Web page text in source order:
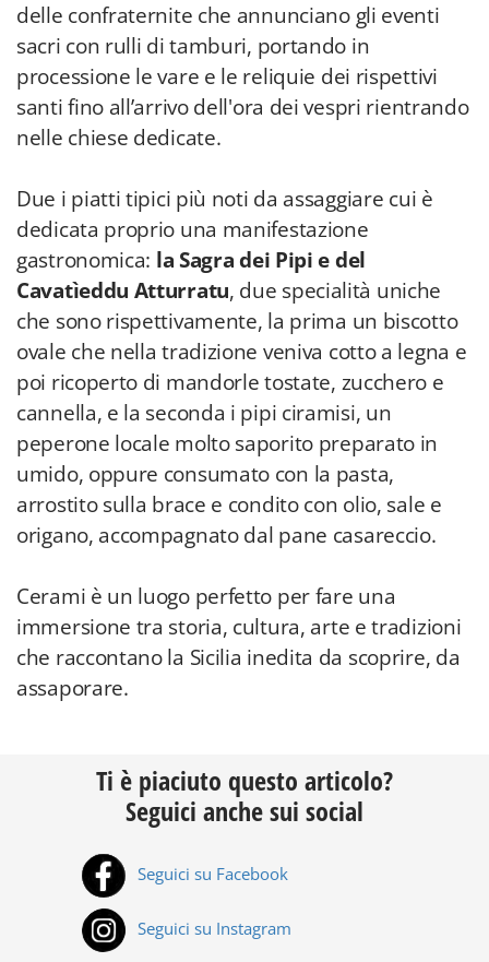
delle confraternite che annunciano gli eventi
sacri con rulli di tamburi, portando in
processione le vare e le reliquie dei rispettivi
santi fino all’arrivo dell'ora dei vespri rientrando
nelle chiese dedicate.
Due i piatti tipici più noti da assaggiare cui è
dedicata proprio una manifestazione
gastronomica: la Sagra dei Pipi e del
Cavatìeddu Atturratu, due specialità uniche
che sono rispettivamente, la prima un biscotto
ovale che nella tradizione veniva cotto a legna e
poi ricoperto di mandorle tostate, zucchero e
cannella, e la seconda i pipi ciramisi, un
peperone locale molto saporito preparato in
umido, oppure consumato con la pasta,
arrostito sulla brace e condito con olio, sale e
origano, accompagnato dal pane casareccio.
Cerami è un luogo perfetto per fare una
immersione tra storia, cultura, arte e tradizioni
che raccontano la Sicilia inedita da scoprire, da
assaporare.
Ti è piaciuto questo articolo?
Seguici anche sui social
Seguici su Facebook
Seguici su Instagram